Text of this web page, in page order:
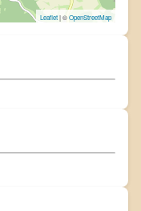
Leaflet| ©OpenStreetMap